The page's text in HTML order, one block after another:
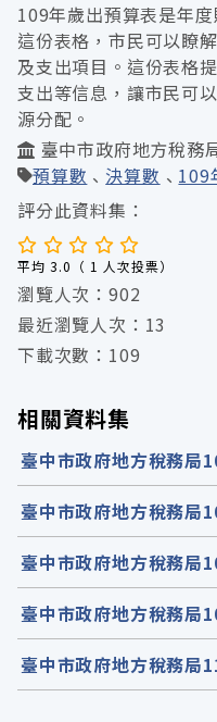
109年歲出預算表是年
這份表格，市民可以瞭
及支出項目。這份表格
支出等信息，讓市民可
源分配。
臺中市政府地方稅務
預算數
決算數
109
評分此資料集：
平均 3.0（ 1 人次投票）
瀏覽人次：902
最近瀏覽人次：13
下載次數：109
相關資料集
臺中市政府地方稅務局
臺中市政府地方稅務局
臺中市政府地方稅務局
臺中市政府地方稅務局
臺中市政府地方稅務局